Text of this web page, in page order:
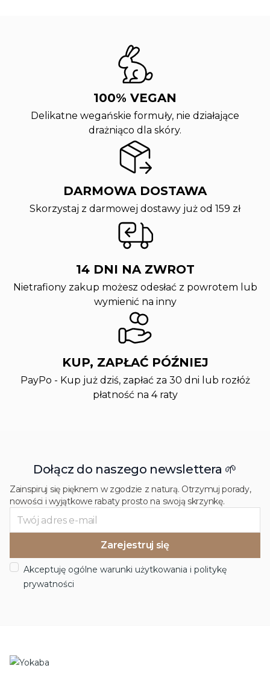
100% VEGAN
Delikatne wegańskie formuły, nie działające
drażniąco dla skóry.
DARMOWA DOSTAWA
Skorzystaj z darmowej dostawy już od 159 zł
14 DNI NA ZWROT
Nietrafiony zakup możesz odesłać z powrotem lub
wymienić na inny
KUP, ZAPŁAĆ PÓŹNIEJ
PayPo - Kup już dziś, zapłać za 30 dni lub rozłóż
płatność na 4 raty
Dołącz do naszego newslettera 🌱
Zainspiruj się pięknem w zgodzie z naturą. Otrzymuj porady,
nowości i wyjątkowe rabaty prosto na swoją skrzynkę.
Akceptuję ogólne warunki użytkowania i politykę
prywatności